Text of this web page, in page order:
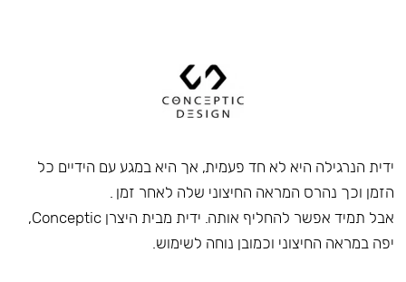
ידית הנרגילה היא לא חד פעמית, אך היא במגע עם הידיים כל
הזמן וכך נהרס המראה החיצוני שלה לאחר זמן .
אבל תמיד אפשר להחליף אותה. ידית מבית היצרן Conceptic,
יפה במראה החיצוני וכמובן נוחה לשימוש.